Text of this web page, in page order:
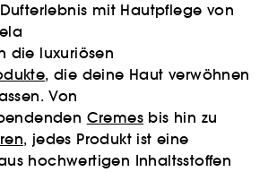
mit Hautpflege von
die luxuriösen
, die deine Haut verwöhnen
Von
Cremes bis hin zu
, jedes Produkt ist eine
hochwertigen Inhaltsstoffen